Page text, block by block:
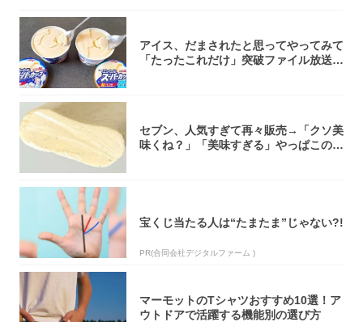
アイス、だまされたと思ってやってみて
「たったこれだけ」突破ファイル放送で
セブン、人気すぎて再々販売→「クソ美
味くね？」「美味すぎる」やっぱこのク
宝くじ当たる人は“たまたま”じゃない?!
PR(合同会社デジタルファーム )
マーモットのTシャツおすすめ10選！ア
ウトドアで活躍する機能別の選び方